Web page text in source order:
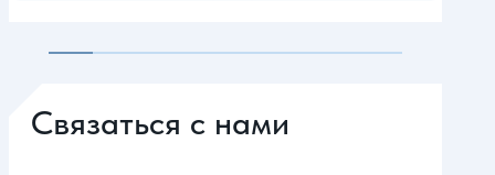
Связаться с нами